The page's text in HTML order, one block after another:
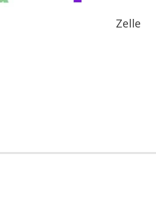
Zelle